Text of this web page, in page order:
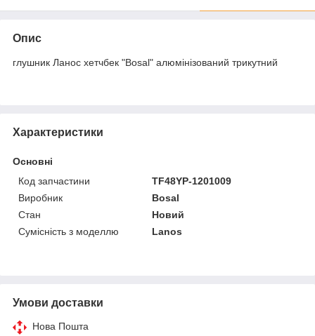
Опис
глушник Ланос хетчбек "Bosal" алюмінізований трикутний
Характеристики
Основні
Код запчастини
TF48YP-1201009
Виробник
Bosal
Стан
Новий
Сумісність з моделлю
Lanos
Умови доставки
Нова Пошта